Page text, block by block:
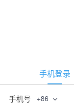
手机登录
手机号 +86